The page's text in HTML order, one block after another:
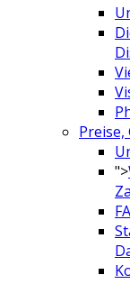
Preise,
">